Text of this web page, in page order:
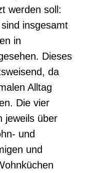
werden soll:
insgesamt
in
Dieses
da
Alltag
Die vier
jeweils über
und
und